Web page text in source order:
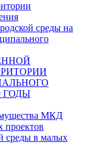
среды на
ГОДЫ
МКД
проектов
среды в малых